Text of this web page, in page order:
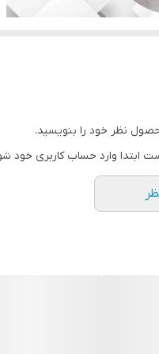
نظر خود را بنویسید.
ابتدا وارد حساب کاربری خود